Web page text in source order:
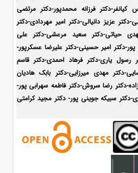
کیانفر-دکتر فرزانه محمدپور-دکتر مرتضی
عزیز دانیالی-دکتر امیر مهردادی-دکتر
حیاتی-دکتر سعید مرعشی-دکتر علی
دکتر امیر حسینی-دکتر علیرضا عسکرپور-
رسول یاری-دکتر فرهاد احمدی-دکتر قاسم
دکتر مهدی میرزایی-دکتر بابک هادیان
دکتر رضا سروش-دکتر فاطمه سهرابی پور-
دکتر سبیکه جوینی پور- دکتر مجید کرامتی